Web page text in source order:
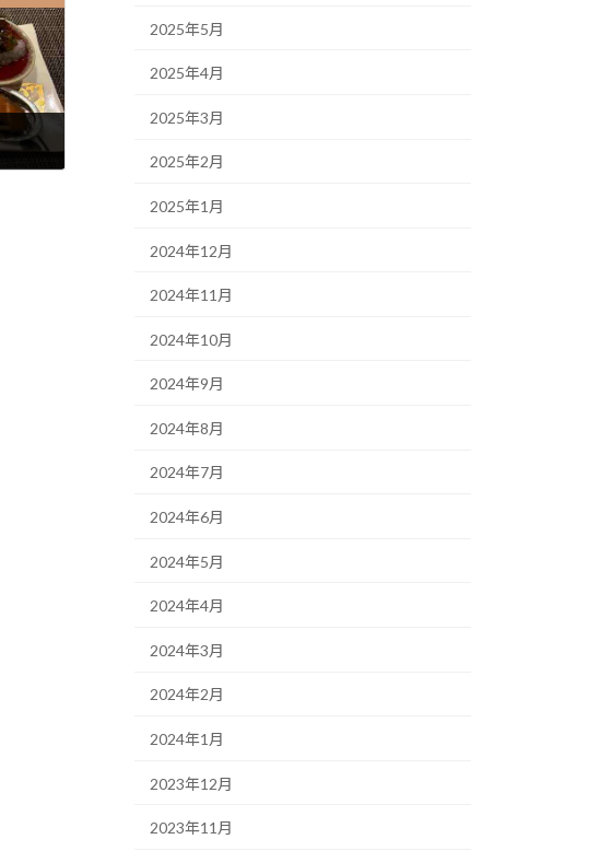
2025年5月
2025年4月
2025年3月
2025年2月
2025年1月
2024年12月
2024年11月
2024年10月
2024年9月
2024年8月
2024年7月
2024年6月
2024年5月
2024年4月
2024年3月
2024年2月
2024年1月
2023年12月
2023年11月